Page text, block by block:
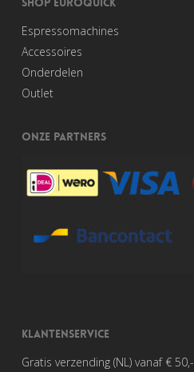
Espressomachines
Accessoires
Onderdelen
Outlet
ONZE PARTNERS
KLANTENSERVICE
Gratis verzending (NL) vanaf € 50,-